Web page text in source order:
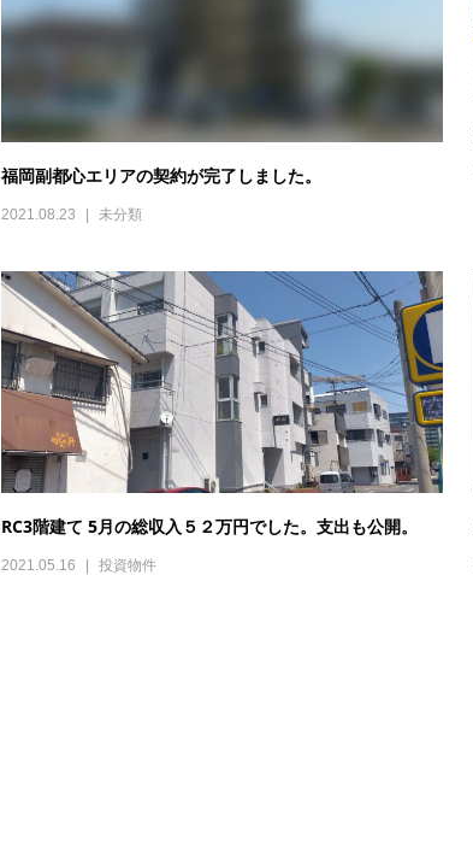
福岡副都心エリアの契約が完了しました。
2021.08.23 未分類
RC3階建て 5月の総収入５２万円でした。支出も公開。
2021.05.16 投資物件